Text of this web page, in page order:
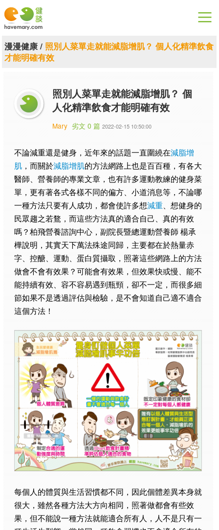
漫漫健康
關於健談
聯絡我們
漫漫健康/ 照別人菜單走就能減脂增肌？ 個人化精準飲食
才能明確有效
照別人菜單走就能減脂增肌？ 個
人化精準飲食才能明確有效
Mary 劣文 0 篇 2022-02-15 10:50:00
不論減重還是健身，近年來的話題一直圍繞在減脂增
肌，而關於減脂增肌的方法網路上也是百百種，有各大
醫師、營養師的專業文章，也有許多運動教練的健身菜
單，更有著各式各樣不同的偏方、小道消息等，不論哪
一種方法只要有人成功，都會使許多想減重、想健身的
民眾趨之若鶩，而這些方法真的適合自己、真的有效
嗎？柏飛營養諮詢中心，副院長暨總運動營養師 楊承
樺說明，其實天下萬法殊途同歸，主要都在於熱量赤
字、控醣、運動、蛋白質攝取，照著這些網路上的方法
做會不會有效果？可能會有效果，但效果快或慢、能不
能持續有效、容不容易遇到瓶頸，卻不一定，而很多細
節如果不是透過評估與檢驗，是不會知道自己適不適合
這個方法！
每個人的體質與生活習慣都不同，因此個體差異本身就
很大，雖然各種方法大方向相同，照著做都會有些效
果，但不能說一種方法就能適合所有人，人不是只有一